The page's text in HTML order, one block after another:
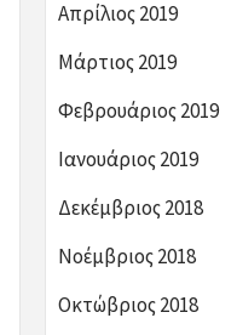
Απρίλιος 2019
Μάρτιος 2019
Φεβρουάριος 2019
Ιανουάριος 2019
Δεκέμβριος 2018
Νοέμβριος 2018
Οκτώβριος 2018